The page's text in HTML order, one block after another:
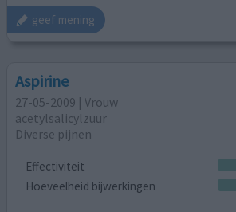
geef mening
Aspirine
27-05-2009 | Vrouw
acetylsalicylzuur
Diverse pijnen
Effectiviteit
Hoeveelheid bijwerkingen